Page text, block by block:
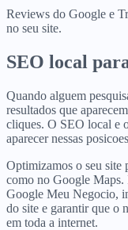
Reviews do Google e
no seu site.
SEO local
Quando alguem
resultados que
cliques. O SEO local e
aparecer nessas
Optimizamos o seu site
como no Google
Google Meu Negocio,
do site e garantir que o
em toda a internet.